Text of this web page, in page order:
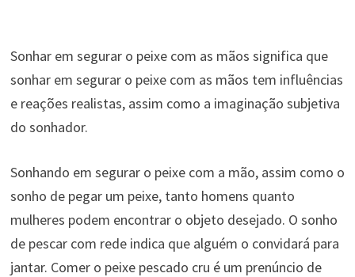
Sonhar em segurar o peixe com as mãos significa que
sonhar em segurar o peixe com as mãos tem influências
e reações realistas, assim como a imaginação subjetiva
do sonhador.
Sonhando em segurar o peixe com a mão, assim como o
sonho de pegar um peixe, tanto homens quanto
mulheres podem encontrar o objeto desejado. O sonho
de pescar com rede indica que alguém o convidará para
jantar. Comer o peixe pescado cru é um prenúncio de